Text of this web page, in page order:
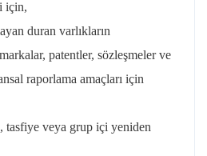
için,
duran varlıkların
patentler, sözleşmeler ve
raporlama amaçları için
tasfiye veya grup içi yeniden